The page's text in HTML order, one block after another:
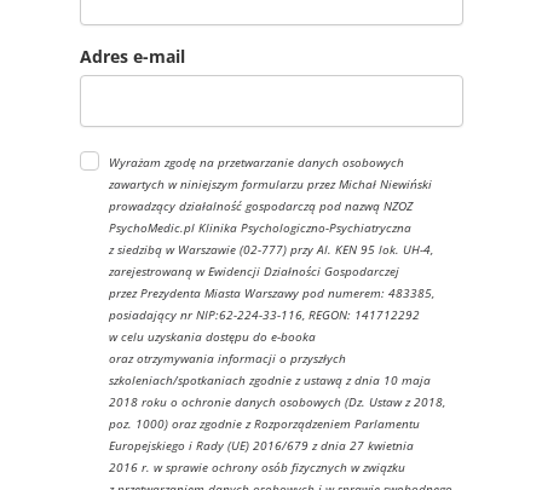
Adres e-mail
Wyrażam zgodę na przetwarzanie danych osobowych
zawartych w niniejszym formularzu przez Michał Niewiński
prowadzący działalność gospodarczą pod nazwą NZOZ
PsychoMedic.pl Klinika Psychologiczno-Psychiatryczna
z siedzibą w Warszawie (02-777) przy Al. KEN 95 lok. UH-4,
zarejestrowaną w Ewidencji Działności Gospodarczej
przez Prezydenta Miasta Warszawy pod numerem: 483385,
posiadający nr NIP:62-224-33-116, REGON: 141712292
w celu uzyskania dostępu do e-booka
oraz otrzymywania informacji o przyszłych
szkoleniach/spotkaniach zgodnie z ustawą z dnia 10 maja
2018 roku o ochronie danych osobowych (Dz. Ustaw z 2018,
poz. 1000) oraz zgodnie z Rozporządzeniem Parlamentu
Europejskiego i Rady (UE) 2016/679 z dnia 27 kwietnia
2016 r. w sprawie ochrony osób fizycznych w związku